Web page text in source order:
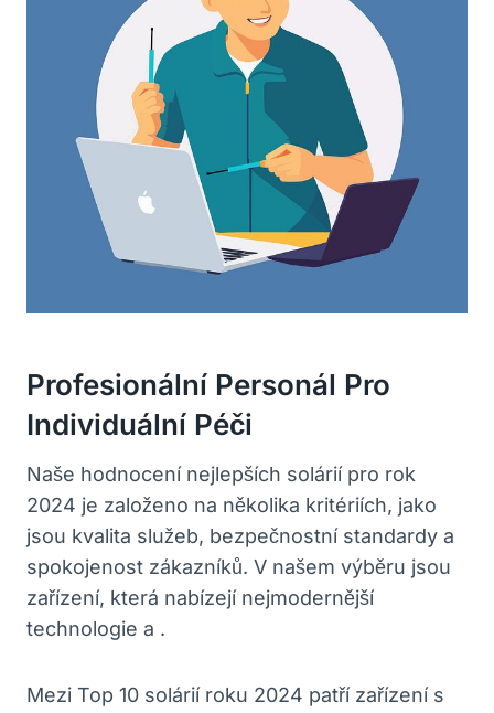
Profesionální Personál Pro
Individuální Péči
Naše hodnocení nejlepších solárií pro rok
2024 je založeno na několika kritériích, jako
jsou kvalita služeb, bezpečnostní standardy a
spokojenost zákazníků. V našem výběru jsou
zařízení, která nabízejí nejmodernější
technologie a .
Mezi Top 10 solárií roku 2024 patří zařízení s